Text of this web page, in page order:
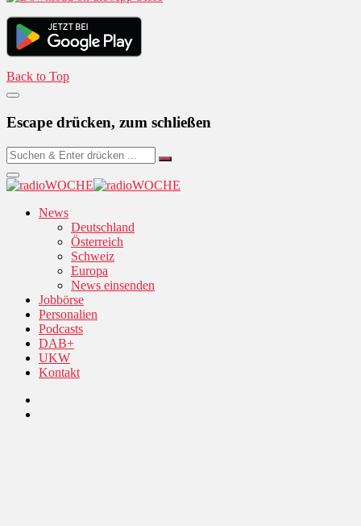
Back to Top
Escape drücken, zum schließen
News
Deutschland
Österreich
Schweiz
Europa
News einsenden
Jobbörse
Personalien
Podcasts
DAB+
UKW
Kontakt